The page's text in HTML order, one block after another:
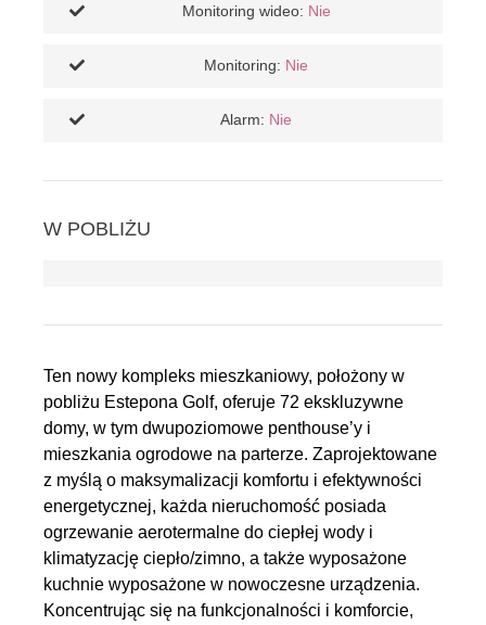
Monitoring wideo: Nie
Monitoring: Nie
Alarm: Nie
W POBLIŻU
Ten nowy kompleks mieszkaniowy, położony w
pobliżu Estepona Golf, oferuje 72 ekskluzywne
domy, w tym dwupoziomowe penthouse’y i
mieszkania ogrodowe na parterze. Zaprojektowane
z myślą o maksymalizacji komfortu i efektywności
energetycznej, każda nieruchomość posiada
ogrzewanie aerotermalne do ciepłej wody i
klimatyzację ciepło/zimno, a także wyposażone
kuchnie wyposażone w nowoczesne urządzenia.
Koncentrując się na funkcjonalności i komforcie,